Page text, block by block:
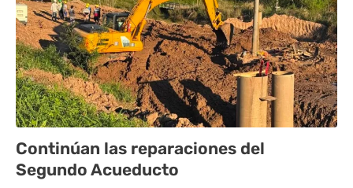
Continúan las reparaciones del
Segundo Acueducto